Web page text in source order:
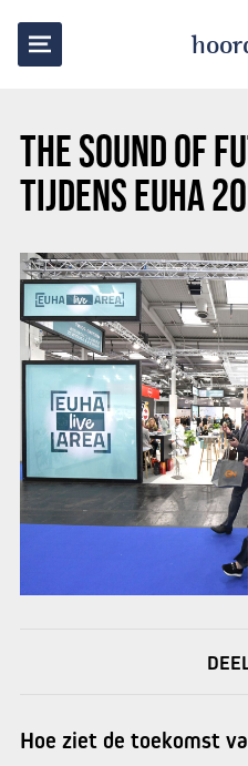
THE SOUND OF
TIJDENS EUHA
TERUG NAAR OVERZICHT
Hoe ziet de toekomst